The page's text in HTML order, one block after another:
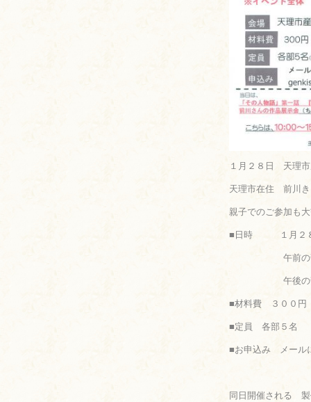
１月２８日 天理市
天理市在住 前川
親子でのご参加も
■日時 １月２８
午前の部
午後の部
■材料費 ３００円
■定員 各部５名
■お申込み メール
同日開催される 製